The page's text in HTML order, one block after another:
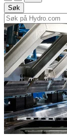
Søk